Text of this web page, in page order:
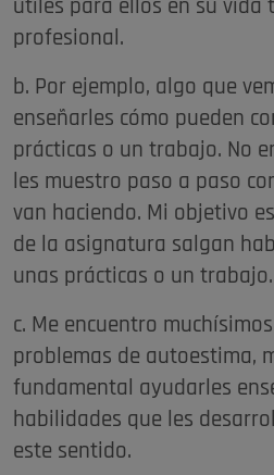
útiles para ellos en su vida
profesional.
b. Por ejemplo, algo que
enseñarles cómo pueden
prácticas o un trabajo. No
les muestro paso a paso
van haciendo. Mi objetivo
de la asignatura salgan
unas prácticas o un trabajo.
c. Me encuentro
problemas de autoestima,
fundamental ayudarles
habilidades que les
este sentido.